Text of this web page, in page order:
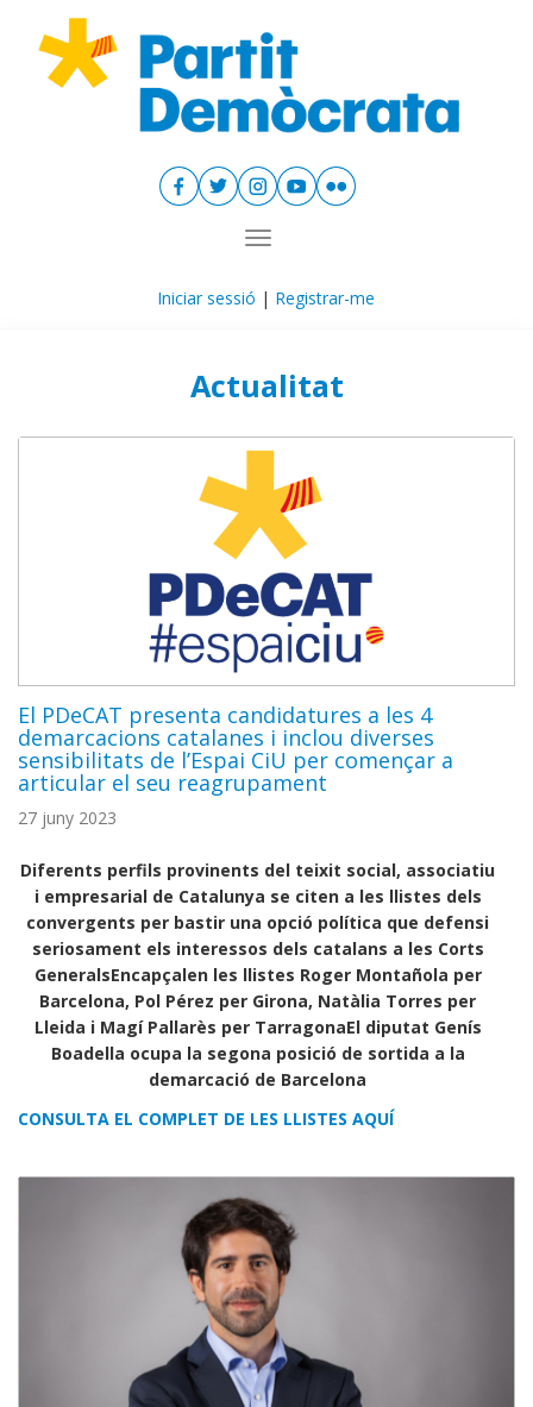
Toggle navigation
Iniciar sessió | Registrar-me
Actualitat
El PDeCAT presenta candidatures a les 4
demarcacions catalanes i inclou diverses
sensibilitats de l’Espai CiU per començar a
articular el seu reagrupament
27 juny 2023
Diferents perfils provinents del teixit social, associatiu
i empresarial de Catalunya se citen a les llistes dels
convergents per bastir una opció política que defensi
seriosament els interessos dels catalans a les Corts
GeneralsEncapçalen les llistes Roger Montañola per
Barcelona, Pol Pérez per Girona, Natàlia Torres per
Lleida i Magí Pallarès per TarragonaEl diputat Genís
Boadella ocupa la segona posició de sortida a la
demarcació de Barcelona
CONSULTA EL COMPLET DE LES LLISTES AQUÍ